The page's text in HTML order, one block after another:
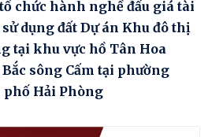
chức hành nghề đấu giá tài
dụng đất Dự án Khu đô thị
tại khu vực hồ Tân Hoa
sông Cấm tại phường
Hải Phòng